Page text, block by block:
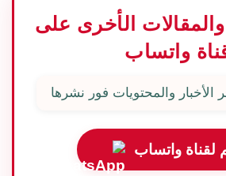
والمقالات الأخرى على
واتساب
والمحتويات فور نشرها
لقناة واتساب